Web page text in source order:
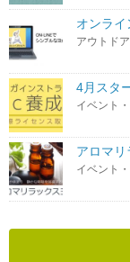
オンライ
アウトド
4月スタ
イベント
アロマ
イベント